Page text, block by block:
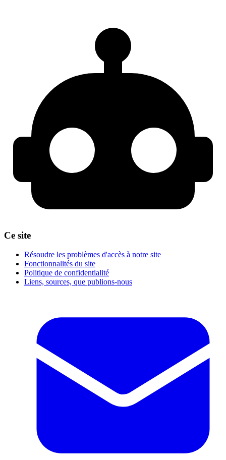
Ce site
Résoudre les problèmes d'accès à notre site
Fonctionnalités du site
Politique de confidentialité
Liens, sources, que publions-nous